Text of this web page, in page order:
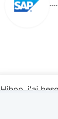
Hiboo, j'ai